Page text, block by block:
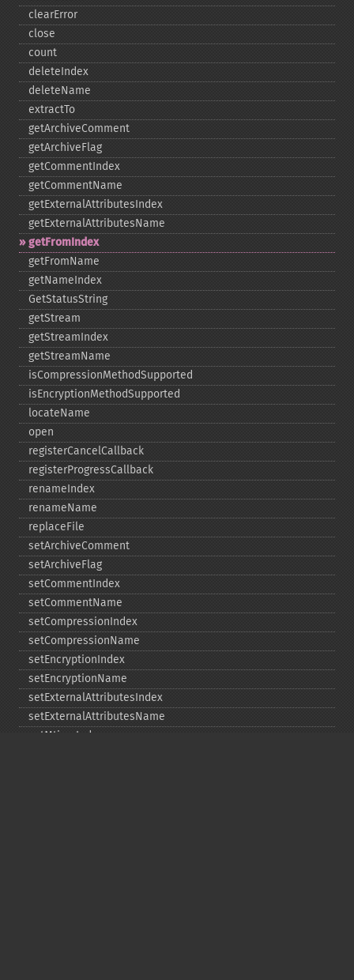
clearError
close
count
deleteIndex
deleteName
extractTo
getArchiveComment
getArchiveFlag
getCommentIndex
getCommentName
getExternalAttributesIndex
getExternalAttributesName
getFromIndex
getFromName
getNameIndex
GetStatusString
getStream
getStreamIndex
getStreamName
isCompressionMethodSupported
isEncryptionMethodSupported
locateName
open
registerCancelCallback
registerProgressCallback
renameIndex
renameName
replaceFile
setArchiveComment
setArchiveFlag
setCommentIndex
setCommentName
setCompressionIndex
setCompressionName
setEncryptionIndex
setEncryptionName
setExternalAttributesIndex
setExternalAttributesName
setMtimeIndex